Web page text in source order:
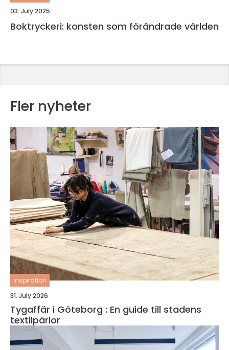
03. July 2025
Boktryckeri: konsten som förändrade världen
Fler nyheter
inspiration
31. July 2026
Tygaffär i Göteborg : En guide till stadens
textilpärlor